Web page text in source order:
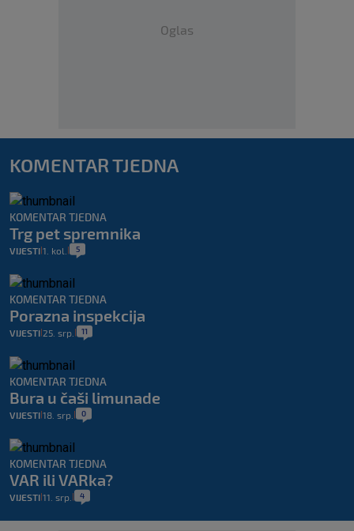
Oglas
KOMENTAR TJEDNA
KOMENTAR TJEDNA
Trg pet spremnika
VIJESTI 1. kol. 5
KOMENTAR TJEDNA
Porazna inspekcija
VIJESTI 25. srp. 11
KOMENTAR TJEDNA
Bura u čaši limunade
VIJESTI 18. srp. 0
KOMENTAR TJEDNA
VAR ili VARka?
VIJESTI 11. srp. 4